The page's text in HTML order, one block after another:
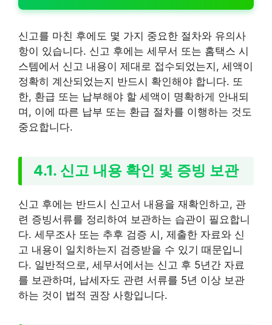
신고를 마친 후에도 몇 가지 중요한 절차와 유의사
항이 있습니다. 신고 후에는 세무서 또는 홈택스 시
스템에서 신고 내용이 제대로 접수되었는지, 세액이
정확히 계산되었는지 반드시 확인해야 합니다. 또
한, 환급 또는 납부해야 할 세액이 명확하게 안내되
며, 이에 따른 납부 또는 환급 절차를 이행하는 것도
중요합니다.
4.1. 신고 내용 확인 및 증빙 보관
신고 후에는 반드시 신고서 내용을 재확인하고, 관
련 증빙서류를 정리하여 보관하는 습관이 필요합니
다. 세무조사 또는 추후 검증 시, 제출한 자료와 신
고 내용이 일치하는지 검증받을 수 있기 때문입니
다. 일반적으로, 세무서에서는 신고 후 5년간 자료
를 보관하며, 납세자도 관련 서류를 5년 이상 보관
하는 것이 법적 권장 사항입니다.